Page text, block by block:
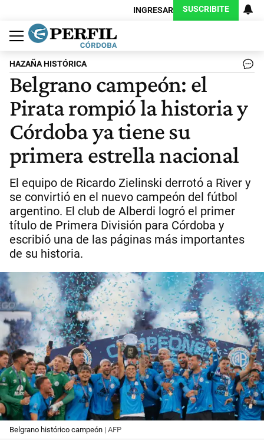
INGRESAR SUSCRIBITE
Política
Economía
Judiciales
Sociedad
Cultura
Espectáculos
Deportes
Protagonistas
HAZAÑA HISTÓRICA
Belgrano campeón: el
Pirata rompió la historia y
Córdoba ya tiene su
primera estrella nacional
El equipo de Ricardo Zielinski derrotó a River y
se convirtió en el nuevo campeón del fútbol
argentino. El club de Alberdi logró el primer
título de Primera División para Córdoba y
escribió una de las páginas más importantes
de su historia.
Belgrano histórico campeón | AFP